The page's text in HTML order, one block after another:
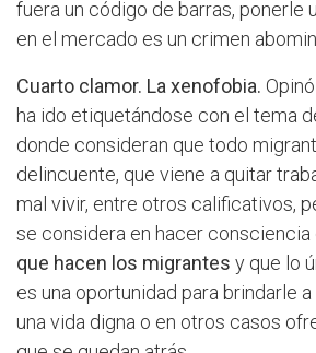
fuera un código de barras, ponerle
en el mercado es un crimen
Cuarto clamor. La xenofobia.
ha ido etiquetándose con el tema
donde consideran que todo
delincuente, que viene a quitar
mal vivir, entre otros calificativos,
se considera en hacer consciencia
que hacen los migrantes y que lo
es una oportunidad para brindarle
una vida digna o en otros casos